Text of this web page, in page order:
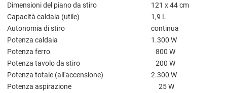
Dimensioni del piano da stiro
121 x 44 cm
Capacità caldaia (utile)
1,9 L
Autonomia di stiro
continua
Potenza caldaia
1.300 W
Potenza ferro
800 W
Potenza tavolo da stiro
200 W
Potenza totale (all'accensione)
2.300 W
Potenza aspirazione
25 W